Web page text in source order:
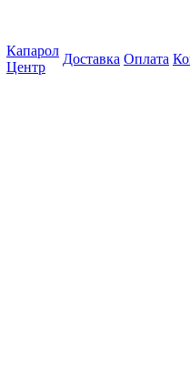
Капарол
Центр
Доставка Оплата